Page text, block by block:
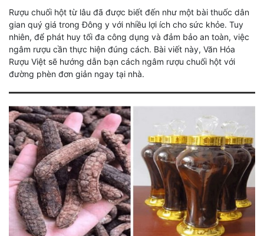
Rượu chuối hột từ lâu đã được biết đến như một bài thuốc dân
gian quý giá trong Đông y với nhiều lợi ích cho sức khỏe. Tuy
nhiên, để phát huy tối đa công dụng và đảm bảo an toàn, việc
ngâm rượu cần thực hiện đúng cách. Bài viết này, Văn Hóa
Rượu Việt sẽ hướng dẫn bạn cách ngâm rượu chuối hột với
đường phèn đơn giản ngay tại nhà.